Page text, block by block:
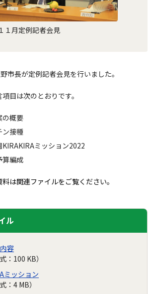
１月定例記者会見
市長が定例記者会見を行いました。
目は次のとおりです。
概要
接種
ミッション2022
編成
は関連ファイルをご覧ください。
ル
容
：100 KB）
ミッション
：4 MB）